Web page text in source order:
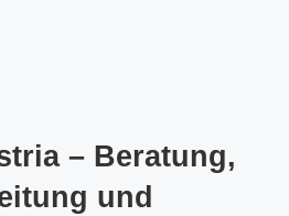
– Beratung,
und